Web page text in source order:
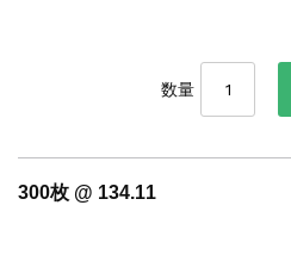
数量
300枚 @ 134.11